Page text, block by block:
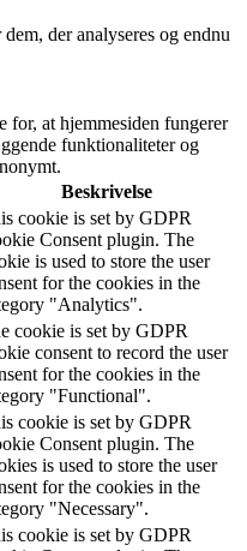
der analyseres og endnu
for, at hjemmesiden fungerer
funktionaliteter og
Beskrivelse
cookie is set by GDPR
Consent plugin. The
is used to store the user
for the cookies in the
"Analytics".
cookie is set by GDPR
consent to record the user
for the cookies in the
"Functional".
cookie is set by GDPR
Consent plugin. The
is used to store the user
for the cookies in the
"Necessary".
cookie is set by GDPR